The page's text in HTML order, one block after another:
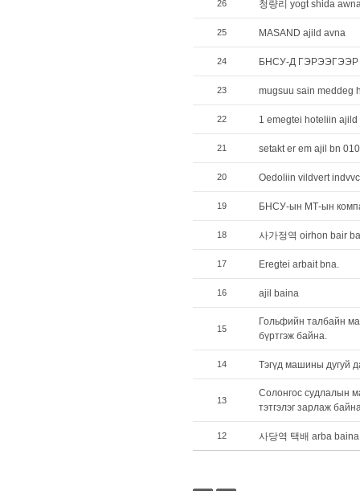
26 청량리 yogt shida
25 MASAND ajild avna
24 БНСУ-Д
23 mugsuu sain meddeg
22 1 emegtei hoteliin
21 setakt er em ajil bn
20 Oedoliin vildvert
19 БНСУ-ын МТ-ын
18 사가정역 oirhon bair
17 Eregtei arbait bna.
16 ajil baina
15
Гольфийн талбайн
бүртгэж байна.
14 Тэгүд машины дугуй
13
Солонгос судлалын
тэтгэлэг зарлаж
12 사당역 택배 arba